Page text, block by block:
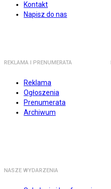
Kontakt
Napisz do nas
REKLAMA I PRENUMERATA
Reklama
Ogłoszenia
Prenumerata
Archiwum
NASZE WYDARZENIA